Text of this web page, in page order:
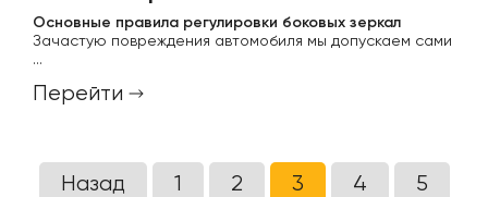
Основные правила регулировки боковых зеркал
Зачастую повреждения автомобиля мы допускаем сами
...
Перейти
Назад 1 2 3 4
5